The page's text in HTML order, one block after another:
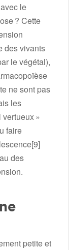
le
? Cette
des vivants
le végétal),
ne sont pas
les
»
faire
[9]
des
petite et